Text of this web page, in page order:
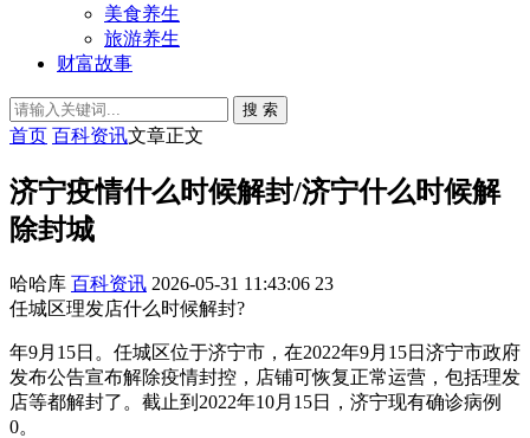
美食养生
旅游养生
财富故事
搜 索
首页 百科资讯文章正文
济宁疫情什么时候解封/济宁什么时候解
除封城
哈哈库 百科资讯 2026-05-31 11:43:06 23
任城区理发店什么时候解封?
年9月15日。任城区位于济宁市，在2022年9月15日济宁市政府
发布公告宣布解除疫情封控，店铺可恢复正常运营，包括理发
店等都解封了。截止到2022年10月15日，济宁现有确诊病例
0。